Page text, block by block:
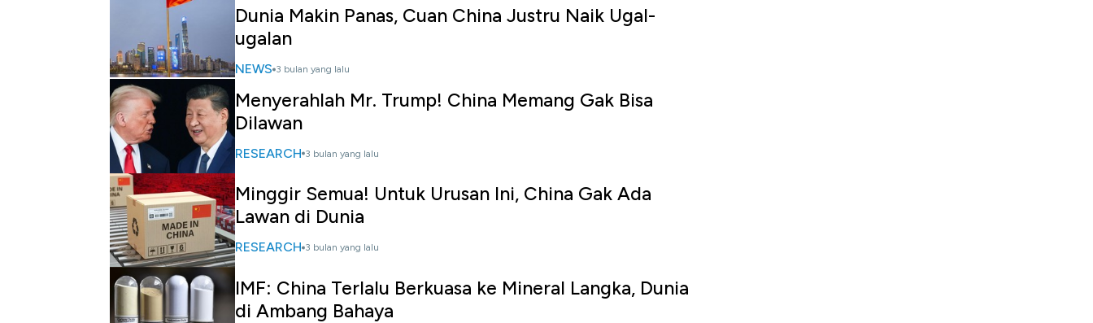
Dunia Makin Panas, Cuan China Justru Naik Ugal-
ugalan
NEWS 3 bulan yang lalu
Menyerahlah Mr. Trump! China Memang Gak Bisa
Dilawan
RESEARCH 3 bulan yang lalu
Minggir Semua! Untuk Urusan Ini, China Gak Ada
Lawan di Dunia
RESEARCH 3 bulan yang lalu
IMF: China Terlalu Berkuasa ke Mineral Langka, Dunia
di Ambang Bahaya